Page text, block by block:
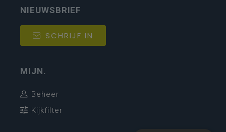
NIEUWSBRIEF
SCHRIJF IN
MIJN.
Beheer
Kijkfilter